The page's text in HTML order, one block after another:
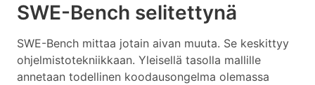
SWE-Bench selitettynä
SWE-Bench mittaa jotain aivan muuta. Se keskittyy
ohjelmistotekniikkaan. Yleisellä tasolla mallille
annetaan todellinen koodausongelma olemassa